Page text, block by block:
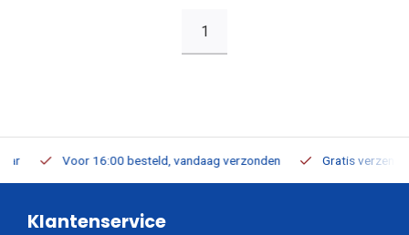
1
Voor 16:00 besteld, vandaag verzonden Gratis verzending
Klantenservice